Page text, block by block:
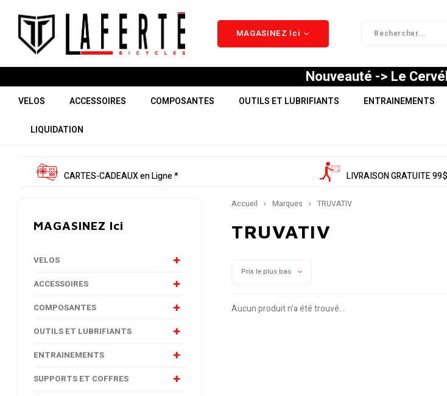
MAGASINEZ Ici
Nouveauté -> Le
VELOS ACCESSOIRES COMPOSANTES OUTILS ET LUBRIFIANTS ENTRAINEMENTS
LIQUIDATION
CARTES-CADEAUX en Ligne * LIVRAISON GRATUITE
MAGASINEZ Ici
VELOS
ACCESSOIRES
COMPOSANTES
OUTILS ET LUBRIFIANTS
ENTRAINEMENTS
SUPPORTS ET COFFRES
Accueil Marques TRUVATIV
TRUVATIV
Prix le plus bas
Aucun produit n'a été trouvé...